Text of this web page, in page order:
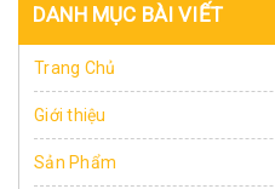
DANH MỤC BÀI VIẾT
Trang Chủ
Giới thiệu
Sản Phẩm